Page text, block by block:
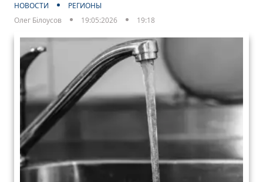
НОВОСТИ
РЕГИОНЫ
Олег Білоусов
19:05:2026 19:18